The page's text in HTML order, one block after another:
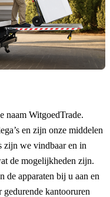
naam WitgoedTrade.
en zijn onze middelen
zijn we vindbaar en in
de mogelijkheden zijn.
de apparaten bij u aan en
gedurende kantooruren